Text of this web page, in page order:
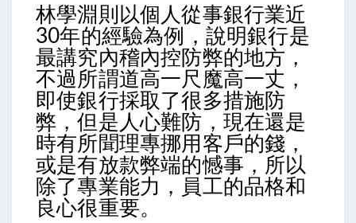
林學淵則以個人從事銀行業近
30年的經驗為例，說明銀行是
最講究內稽內控防弊的地方，
不過所謂道高一尺魔高一丈，
即使銀行採取了很多措施防
弊，但是人心難防，現在還是
時有所聞理專挪用客戶的錢，
或是有放款弊端的憾事，所以
除了專業能力，員工的品格和
良心很重要。